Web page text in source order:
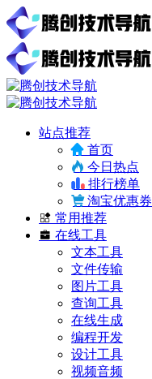
站点推荐
首页
今日热点
排行榜单
淘宝优惠券
常用推荐
在线工具
文本工具
文件传输
图片工具
查询工具
在线生成
编程开发
设计工具
视频音频